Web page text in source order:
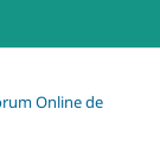
Online de